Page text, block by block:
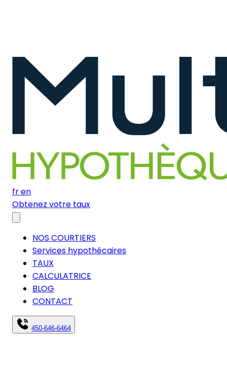
fren
Obtenez votre taux
NOS COURTIERS
Services hypothécaires
TAUX
CALCULATRICE
BLOG
CONTACT
450-646-6464